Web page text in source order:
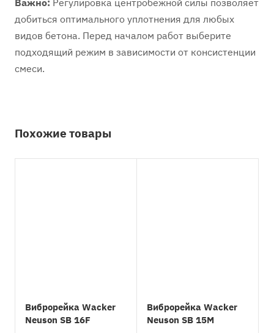
Важно: Регулировка центробежной силы позволяет
добиться оптимального уплотнения для любых
видов бетона. Перед началом работ выберите
подходящий режим в зависимости от консистенции
смеси.
Похожие товары
Виброрейка Wacker
Neuson SB 16F
Виброрейка Wacker
Neuson SB 15М